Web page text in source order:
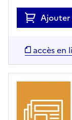
Ajouter
accès en